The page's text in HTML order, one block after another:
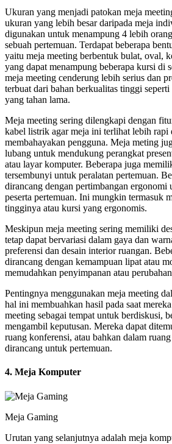
Ukuran yang menjadi patokan meja
ukuran yang lebih besar daripada meja
digunakan untuk menampung 4 lebih
sebuah pertemuan. Terdapat beberapa
yaitu meja meeting berbentuk bulat, oval,
yang dapat menampung beberapa kursi di
meja meeting cenderung lebih serius dan
terbuat dari bahan berkualitas tinggi
yang tahan lama.
Meja meeting sering dilengkapi dengan
kabel listrik agar meja ini terlihat lebih rapi
membahayakan pengguna. Meja meting
lubang untuk mendukung perangkat
atau layar komputer. Beberapa juga
tersembunyi untuk peralatan pertemuan.
dirancang dengan pertimbangan ergonomi
peserta pertemuan. Ini mungkin termasuk
tingginya atau kursi yang ergonomis.
Meskipun meja meeting sering memiliki
tetap dapat bervariasi dalam gaya dan
preferensi dan desain interior ruangan.
dirancang dengan kemampuan lipat atau
memudahkan penyimpanan atau
Pentingnya menggunakan meja meeting
hal ini membuahkan hasil pada saat
meeting sebagai tempat untuk berdiskusi,
mengambil keputusan. Mereka dapat
ruang konferensi, atau bahkan dalam
dirancang untuk pertemuan.
4. Meja Komputer
Meja Gaming
Urutan yang selanjutnya adalah meja